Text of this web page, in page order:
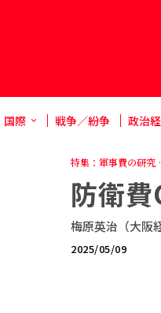
国際 戦争／紛争 政治
特集：軍事費の研究 ·
防衛
梅原英治（大阪
2025/05/09